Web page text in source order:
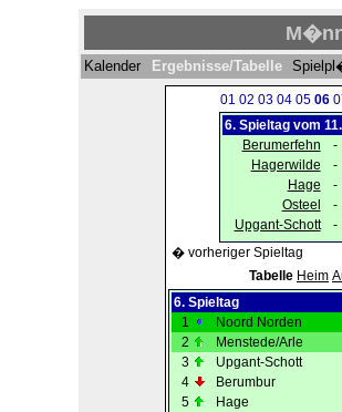
Kalender Ergebnisse/Tabelle
01 02 03 04 05 06
6. Spieltag vom
Berumerfehn
-
Hagerwilde
-
Hage
-
Osteel
-
Upgant-Schott
-
� vorheriger Spieltag
Tabelle Heim
6. Spieltag
1
Noord Norden
2
Menstede/Arle
3
Upgant-Schott
4
Berumbur
5
Hage